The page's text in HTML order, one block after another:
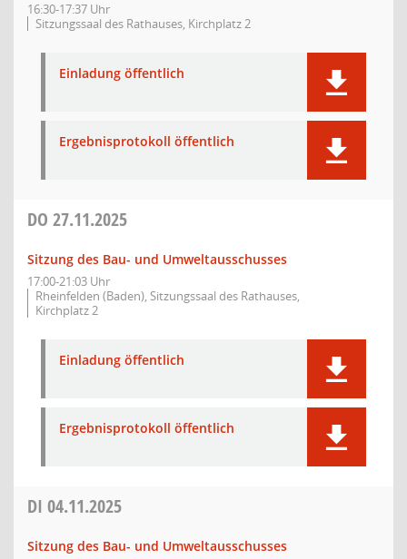
16:30-17:37 Uhr
Sitzungssaal des Rathauses, Kirchplatz 2
Einladung öffentlich
Ergebnisprotokoll öffentlich
DO 27.11.2025
Sitzung des Bau- und Umweltausschusses
17:00-21:03 Uhr
Rheinfelden (Baden), Sitzungssaal des Rathauses,
Kirchplatz 2
Einladung öffentlich
Ergebnisprotokoll öffentlich
DI 04.11.2025
Sitzung des Bau- und Umweltausschusses